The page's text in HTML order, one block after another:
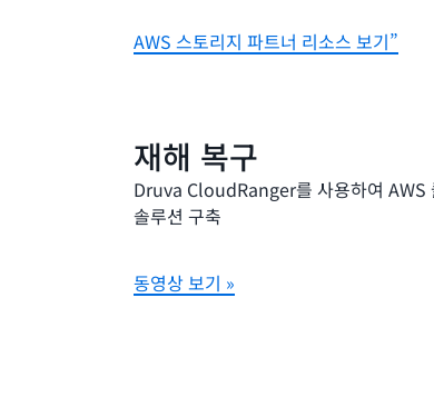
AWS 스토리지 파트너 리소스 보기”
재해 복구
Druva CloudRanger를 사용하여 AWS
솔루션 구축
동영상 보기 »